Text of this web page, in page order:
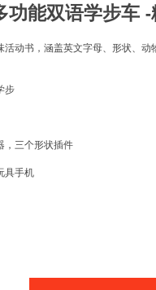
功能双语学步车 -
活动书，涵盖英文字母、形状、
步
，三个形状插件
具手机